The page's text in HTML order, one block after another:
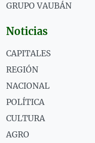
GRUPO VAUBÁN
Noticias
CAPITALES
REGIÓN
NACIONAL
POLÍTICA
CULTURA
AGRO